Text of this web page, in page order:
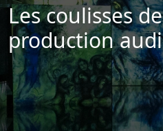
Les coulisses
production